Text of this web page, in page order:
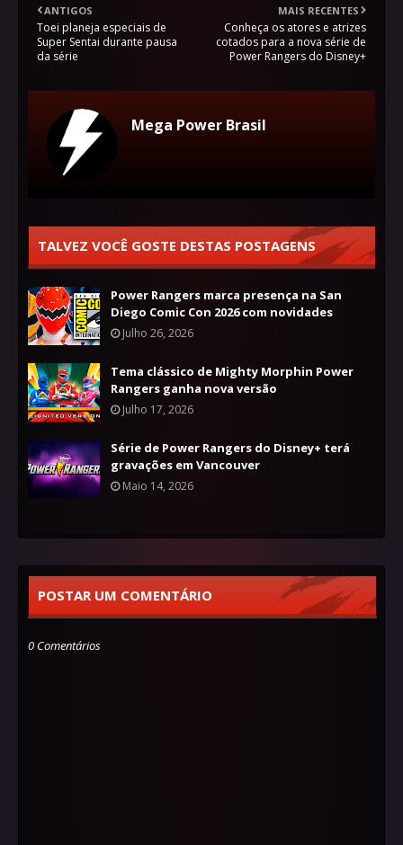
MAIS RECENTES
Conheça os atores e atrizes
cotados para a nova série de
Power Rangers do Disney+
ANTIGOS
Toei planeja especiais de
Super Sentai durante pausa
da série
Mega Power Brasil
TALVEZ VOCÊ GOSTE DESTAS POSTAGENS
Power Rangers marca presença na San
Diego Comic Con 2026 com novidades
Julho 26, 2026
Tema clássico de Mighty Morphin Power
Rangers ganha nova versão
Julho 17, 2026
Série de Power Rangers do Disney+ terá
gravações em Vancouver
Maio 14, 2026
POSTAR UM COMENTÁRIO
0 Comentários